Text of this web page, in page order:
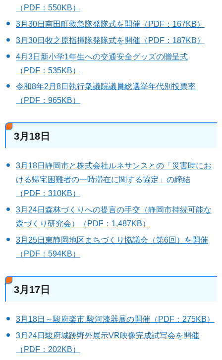
（PDF：550KB）
3月30日南田町救急隊発隊式を開催（PDF：167KB）
3月30日牧之原指揮隊発隊式を開催（PDF：187KB）
4月3日新小学1年生への交通安全グッズの贈呈式
（PDF：535KB）
令和8年2月8日執行衆議院議員総選挙年代別投票率
（PDF：965KB）
3月18日
3月18日静岡市と株式会社ルネサンスとの「災害時にお
ける帰宅困難者の一時滞在に関する協定」の締結
（PDF：310KB）
3月24日森林づくりへの提言の手交（静岡市持続可能な
森づくり研究会）（PDF：1,487KB）
3月25日東静岡地区まちづくり協議会（第6回）を開催
（PDF：594KB）
3月17日
3月18日～駿府楽市 駿河漆器展の開催（PDF：275KB）
3月24日駿府城跡野外展示VR映像完成試写会を開催
（PDF：202KB）